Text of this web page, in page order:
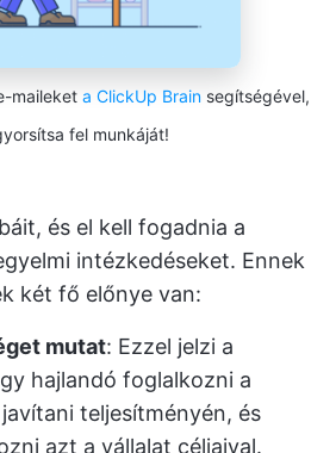
maileket a ClickUp Brain segítségével,
fel munkáját!
és el kell fogadnia a
intézkedéseket. Ennek
két fő előnye van:
mutat: Ezzel jelzi a
hajlandó foglalkozni a
teljesítményén, és
azt a vállalat céljaival.